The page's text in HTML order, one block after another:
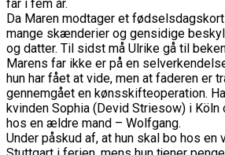
far i fem år.
Da Maren modtager et
mange skænderier og gensidige
og datter. Til sidst må Ulrike gå til
Marens far ikke er på en
hun har fået at vide, men at faderen er
gennemgået en kønsskifteoperation.
kvinden Sophia (Devid Striesow) i Köln
hos en ældre mand – Wolfgang.
Under påskud af, at hun skal bo hos en